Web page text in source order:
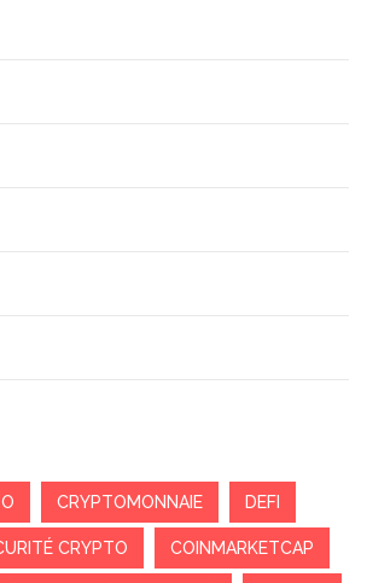
CRYPTOMONNAIE DEFI
CRYPTO COINMARKETCAP